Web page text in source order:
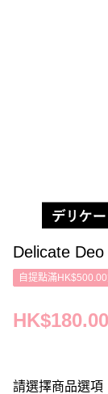
Delicate
自提點滿
HK$180.00
請選擇商品選項